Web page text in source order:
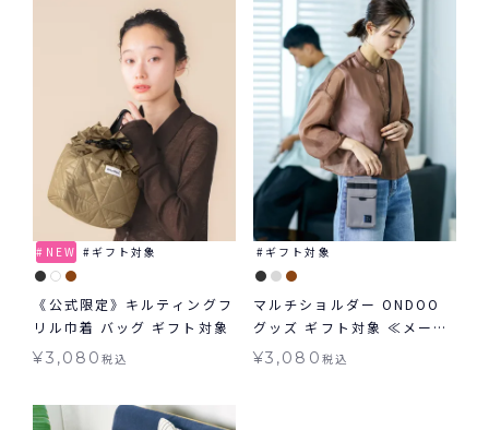
NEW ギフト対象
《公式限定》キルティングフ
リル巾着 バッグ ギフト対象
¥3,080税込
ギフト対象
マルチショルダー ONDOO
グッズ ギフト対象 ≪メール
便対象≫
¥3,080 税込